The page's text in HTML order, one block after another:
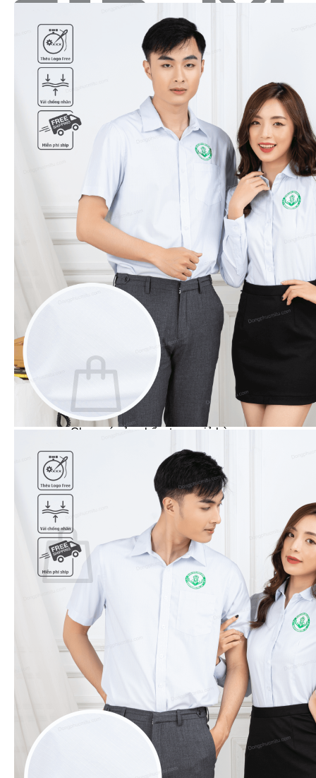
Tìm
Sản Phẩm
Áo thun polo cổ trụ
Áo thun T-shirt cổ tròn
Mũ - nón đồng phục
Quần áo BHLĐ
Áo sơ mi đồng phục
Đồng phục doanh nghiệp
Bộ đồ spa - Nail
Bộ vest đồng phục
Đồng phục khách sạn
Đồng phục nhà hàng
Áo chạy bộ & thi đấu
Áo khoác gió đồng phục
Bộ đồ bếp
Tạp dề
Bảng size
Bảng giá
Dự Án – Khách Hàng
Chưa có sản phẩm trong giỏ hàng.
Quay trở lại cửa hàng
0
Giỏ hàng
Chưa có sản phẩm trong giỏ hàng.
Quay trở lại cửa hàng